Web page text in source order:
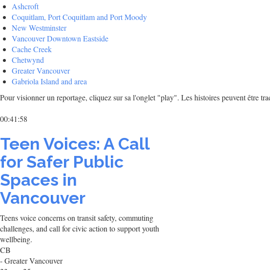
Ashcroft
Coquitlam, Port Coquitlam and Port Moody
New Westminster
Vancouver Downtown Eastside
Cache Creek
Chetwynd
Greater Vancouver
Gabriola Island and area
Pour visionner un reportage, cliquez sur sa l'onglet "play". Les histoires peuvent être
00:41:58
Teen Voices: A Call
for Safer Public
Spaces in
Vancouver
Teens voice concerns on transit safety, commuting
challenges, and call for civic action to support youth
wellbeing.
CB
- Greater Vancouver